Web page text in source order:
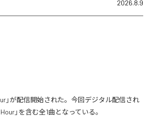
2026.8.9
」が配信開始された。今回デジタル配信され
」を含む全1曲となっている。